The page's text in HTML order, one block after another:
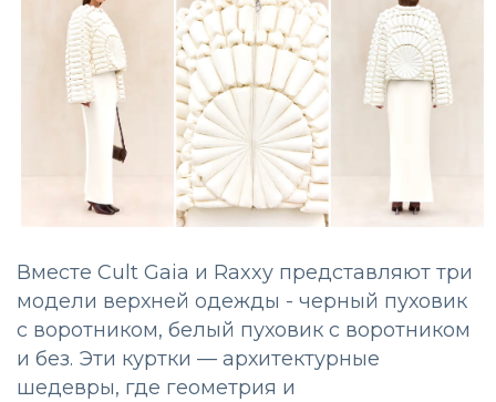
Вместе Cult Gaia и Raxxy представляют три
модели верхней одежды - черный пуховик
с воротником, белый пуховик с воротником
и без. Эти куртки — архитектурные
шедевры, где геометрия и